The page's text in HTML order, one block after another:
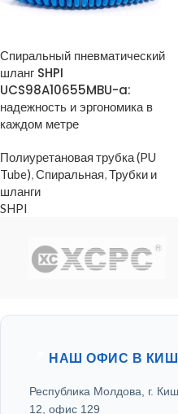
Спиральный пневматический
шланг SHPI
UCS98A10655MBU-a:
надежность и эргономика в
каждом метре
Полиуретановая трубка (PU
Tube),Спиральная,Трубки и
шланги
SHPI
НАШ ОФИС В
Республика Молдова, г.
12, офис 129